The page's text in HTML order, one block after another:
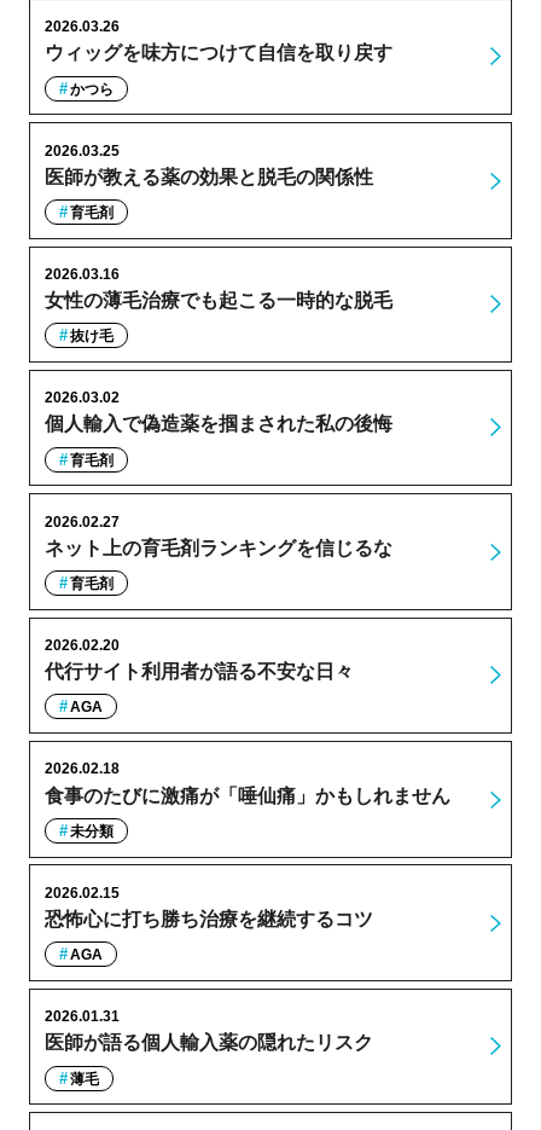
ウィッグを味方につけて自信を取り戻す
2026.03.26
かつら
医師が教える薬の効果と脱毛の関係性
2026.03.25
育毛剤
女性の薄毛治療でも起こる一時的な脱毛
2026.03.16
抜け毛
個人輸入で偽造薬を掴まされた私の後悔
2026.03.02
育毛剤
ネット上の育毛剤ランキングを信じるな
2026.02.27
育毛剤
代行サイト利用者が語る不安な日々
2026.02.20
AGA
食事のたびに激痛が「唾仙痛」かもしれません
2026.02.18
未分類
恐怖心に打ち勝ち治療を継続するコツ
2026.02.15
AGA
医師が語る個人輸入薬の隠れたリスク
2026.01.31
薄毛